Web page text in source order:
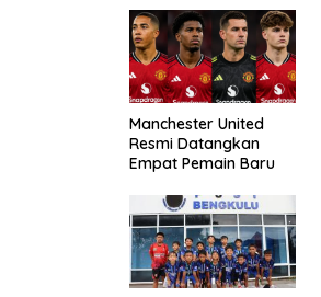
Manchester United
Resmi Datangkan
Empat Pemain Baru